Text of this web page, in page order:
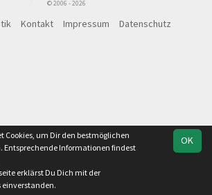
© 2006 - 2026
Kontakt Impressum Datenschutz
OK
Cookies, um Dir den bestmöglichen
Entsprechende Informationen findest
erklärst Du Dich mit der
einverstanden.